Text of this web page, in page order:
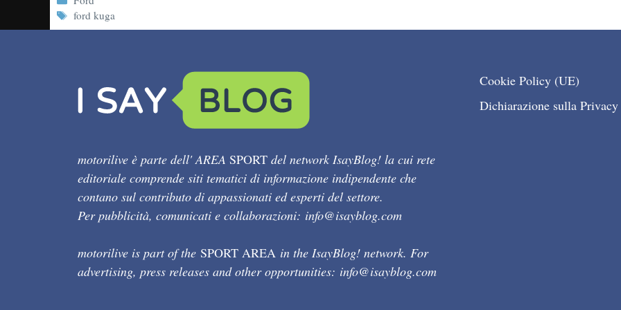
Tag
ford kuga
motorilive è parte dell' AREA SPORT del network IsayBlog! la cui rete
editoriale comprende siti tematici di informazione indipendente che
contano sul contributo di appassionati ed esperti del settore.
Per pubblicità, comunicati e collaborazioni: info@isayblog.com
motorilive is part of the SPORT AREA in the IsayBlog! network. For
advertising, press releases and other opportunities: info@isayblog.com
Cookie Policy (UE)
Dichiarazione sulla